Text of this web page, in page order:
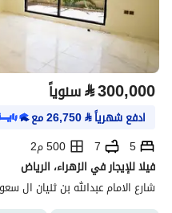
⃁300,000 سنوياً
ادفع شهرياً⃁
26,750مع
5
7
500 م2
فيلا للإيجار في الزهراء، الرياض
شارع الامام عبدالله بن ثنيان ال